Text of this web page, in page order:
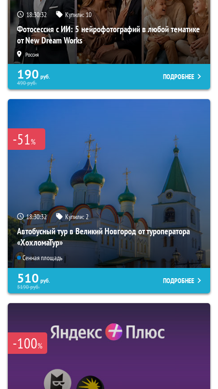
18:30:31 Купили:10
Фотосессия с ИИ: 5 нейрофотографий в любой тематике
от New Dream Works
Россия
190 руб.
490руб.
ПОДРОБНЕЕ
-51%
18:30:31 Купили:2
Автобусный тур в Великий Новгород от туроператора
«ХохломаТур»
Сенная площадь
510 руб.
5190руб.
ПОДРОБНЕЕ
-100%